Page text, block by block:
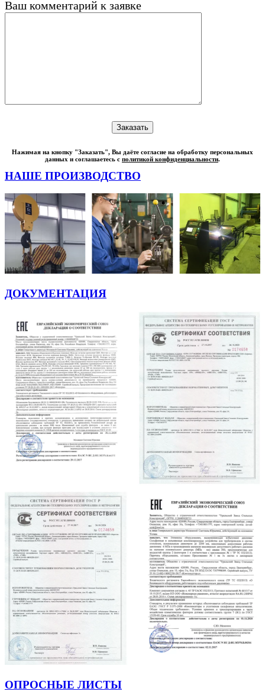
Ваш комментарий к заявке
Нажимая на кнопку "Заказать", Вы даёте согласие на обработку персональных
данных и соглашаетесь с политикой конфиденциальности.
НАШЕ ПРОИЗВОДСТВО
ДОКУМЕНТАЦИЯ
ОПРОСНЫЕ ЛИСТЫ